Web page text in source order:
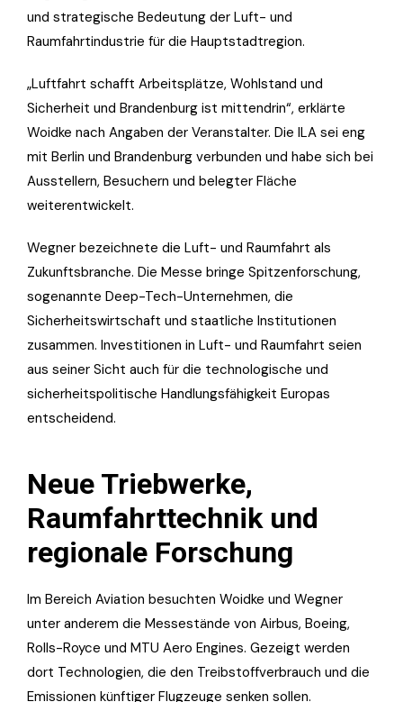
und strategische Bedeutung der Luft- und
Raumfahrtindustrie für die Hauptstadtregion.
„Luftfahrt schafft Arbeitsplätze, Wohlstand und
Sicherheit und Brandenburg ist mittendrin“, erklärte
Woidke nach Angaben der Veranstalter. Die ILA sei eng
mit Berlin und Brandenburg verbunden und habe sich bei
Ausstellern, Besuchern und belegter Fläche
weiterentwickelt.
Wegner bezeichnete die Luft- und Raumfahrt als
Zukunftsbranche. Die Messe bringe Spitzenforschung,
sogenannte Deep-Tech-Unternehmen, die
Sicherheitswirtschaft und staatliche Institutionen
zusammen. Investitionen in Luft- und Raumfahrt seien
aus seiner Sicht auch für die technologische und
sicherheitspolitische Handlungsfähigkeit Europas
entscheidend.
Neue Triebwerke,
Raumfahrttechnik und
regionale Forschung
Im Bereich Aviation besuchten Woidke und Wegner
unter anderem die Messestände von Airbus, Boeing,
Rolls-Royce und MTU Aero Engines. Gezeigt werden
dort Technologien, die den Treibstoffverbrauch und die
Emissionen künftiger Flugzeuge senken sollen.